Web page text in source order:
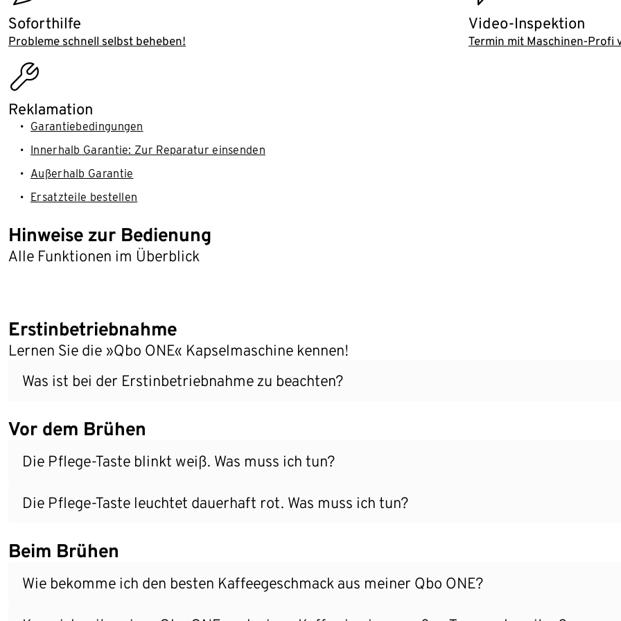
Soforthilfe
Probleme schnell selbst beheben!
Video-Inspektion
Termin mit Maschinen-Profi
assembly_installation
Reklamation
Garantiebedingungen
Innerhalb Garantie: Zur Reparatur einsenden
Außerhalb Garantie
Ersatzteile bestellen
Hinweise zur Bedienung
Alle Funktionen im Überblick
Erstinbetriebnahme
Lernen Sie die »Qbo ONE« Kapselmaschine kennen!
Was ist bei der Erstinbetriebnahme zu beachten?
Vor dem Brühen
Die Pflege-Taste blinkt weiß. Was muss ich tun?
Die Pflege-Taste leuchtet dauerhaft rot. Was muss ich tun?
Beim Brühen
Wie bekomme ich den besten Kaffeegeschmack aus meiner Qbo ONE?